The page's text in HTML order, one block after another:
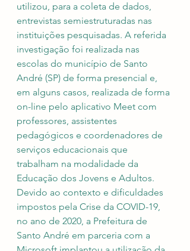
utilizou, para a coleta de dados,
entrevistas semiestruturadas nas
instituições pesquisadas. A referida
investigação foi realizada nas
escolas do município de Santo
André (SP) de forma presencial e,
em alguns casos, realizada de forma
on-line pelo aplicativo Meet com
professores, assistentes
pedagógicos e coordenadores de
serviços educacionais que
trabalham na modalidade da
Educação dos Jovens e Adultos.
Devido ao contexto e dificuldades
impostos pela Crise da COVID-19,
no ano de 2020, a Prefeitura de
Santo André em parceria com a